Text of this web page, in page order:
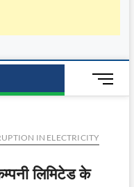
M
e
B
IN ELECTRICITY
लिमिटेड के